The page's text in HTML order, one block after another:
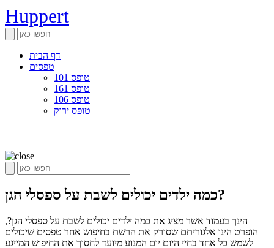
Huppert
דף הבית
טפסים
טופס 101
טופס 161
טופס 106
טופס ירוק
כמה ילדים יכולים לשבת על ספסלי הגן?
הינך בעמוד אשר מציג את כמה ילדים יכולים לשבת על ספסלי הגן?,
הופרט הינו אלגוריתם שסורק את הרשת בחיפוש אחר טפסים שיכולים
לשמש כל אחד בחיי היום יום המנוע מיועד לחסוך את החיפוש המייגע